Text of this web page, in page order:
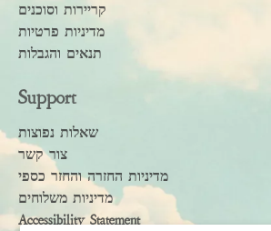
קריירות וסוכנים
מדיניות פרטיות
תנאים והגבלות
Support
שאלות נפוצות
צור קשר
מדיניות החזרה והחזר כספי
מדיניות משלוחים
Accessibility Statement